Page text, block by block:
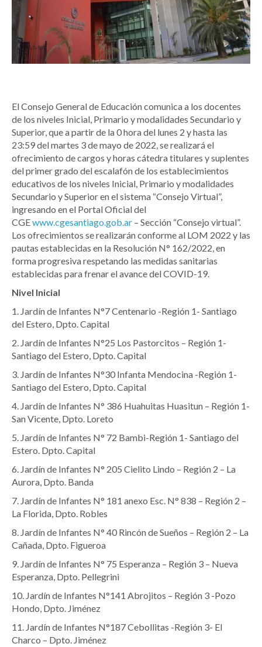
El Consejo General de Educación comunica a los docentes
de los niveles Inicial, Primario y modalidades Secundario y
Superior, que a partir de la 0 hora del lunes 2 y hasta las
23:59 del martes 3 de mayo de 2022, se realizará el
ofrecimiento de cargos y horas cátedra titulares y suplentes
del primer grado del escalafón de los establecimientos
educativos de los niveles Inicial, Primario y modalidades
Secundario y Superior en el sistema “Consejo Virtual”,
ingresando en el Portal Oficial del
CGEwww.cgesantiago.gob.ar – Sección “Consejo virtual”.
Los ofrecimientos se realizarán conforme al LOM 2022 y las
pautas establecidas en la Resolución N° 162/2022, en
forma progresiva respetando las medidas sanitarias
establecidas para frenar el avance del COVID-19.
Nivel Inicial
1. Jardín de Infantes N°7 Centenario -Región 1- Santiago
del Estero, Dpto. Capital
2. Jardín de Infantes N°25 Los Pastorcitos – Región 1-
Santiago del Estero, Dpto. Capital
3. Jardín de Infantes N°30 Infanta Mendocina -Región 1-
Santiago del Estero, Dpto. Capital
4. Jardín de Infantes N° 386 Huahuitas Huasitun – Región 1-
San Vicente, Dpto. Loreto
5. Jardín de Infantes N° 72 Bambi-Región 1- Santiago del
Estero. Dpto. Capital
6. Jardín de Infantes N° 205 Cielito Lindo – Región 2 – La
Aurora, Dpto. Banda
7. Jardín de Infantes N° 181 anexo Esc. N° 838 – Región 2 –
La Florida, Dpto. Robles
8. Jardín de Infantes N° 40 Rincón de Sueños – Región 2 – La
Cañada, Dpto. Figueroa
9. Jardín de Infantes N° 75 Esperanza – Región 3 – Nueva
Esperanza, Dpto. Pellegrini
10. Jardín de Infantes N°141 Abrojitos – Región 3 -Pozo
Hondo, Dpto. Jiménez
11. Jardín de Infantes N°187 Cebollitas -Región 3- El
Charco – Dpto. Jiménez